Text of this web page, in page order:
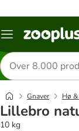
Menu
Søg
efter
produkter
Gnaver Hø
Lillebro
10 kg